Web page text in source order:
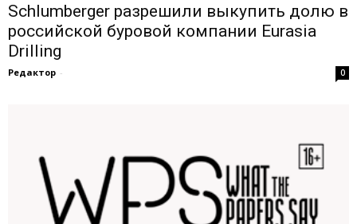
Schlumberger разрешили выкупить долю в
российской буровой компании Eurasia
Drilling
Редактор - 0